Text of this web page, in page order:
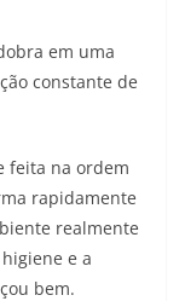
em uma
constante de
feita na ordem
rapidamente
realmente
e a
bem.